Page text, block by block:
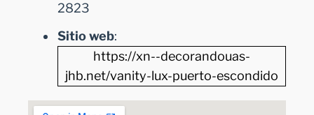
2823
Sitio web:
https://xn--decorandouas-
jhb.net/vanity-lux-puerto-escondido